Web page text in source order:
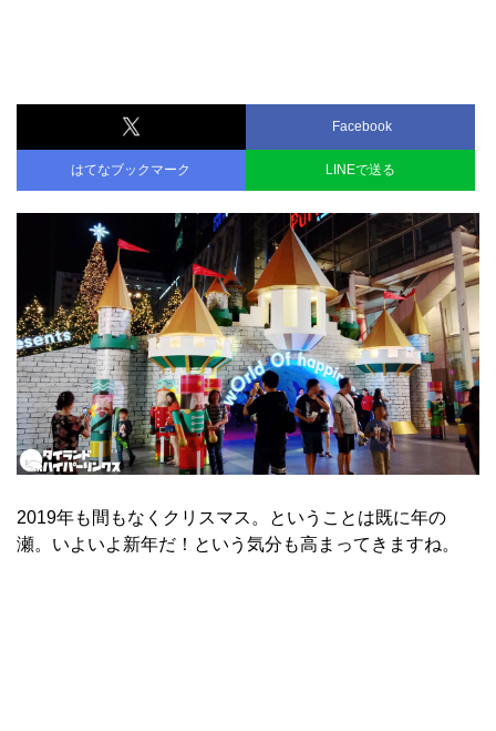
Facebook
はてなブックマーク LINEで送る
2019年も間もなくクリスマス。ということは既に年の
瀬。いよいよ新年だ！という気分も高まってきますね。